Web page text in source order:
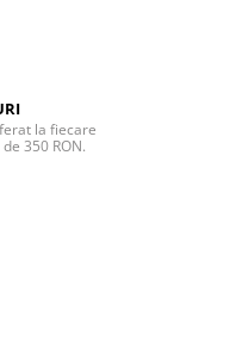
la fiecare
350 RON.